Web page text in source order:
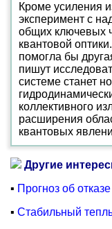
Кроме усиления
эксперимент с
общих ключевых
квантовой
помогла бы
пишут
системе станет
коллективного
расширения
квантовых
Другие
▪ Прогноз об
▪ Стабильный